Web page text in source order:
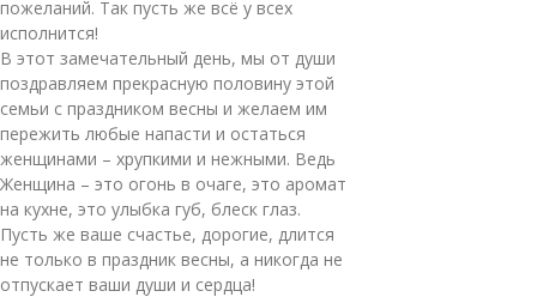
пожеланий. Так пусть же всё у всех
исполнится!
В этот замечательный день, мы от души
поздравляем прекрасную половину этой
семьи с праздником весны и желаем им
пережить любые напасти и остаться
женщинами – хрупкими и нежными. Ведь
Женщина – это огонь в очаге, это аромат
на кухне, это улыбка губ, блеск глаз.
Пусть же ваше счастье, дорогие, длится
не только в праздник весны, а никогда не
отпускает ваши души и сердца!